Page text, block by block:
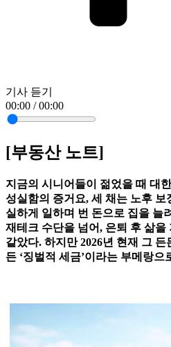
기사 듣기
00:00 / 00:00
[부동산 노트]
지금의 시니어들이 젊었을 때 대
성실함의 증거요, 세 채는 노후 보
실하게 일하며 번 돈으로 집을 늘
재테크 수단을 넘어, 은퇴 후 삶을
같았다. 하지만 2026년 현재 그
든 ‘징벌적 세금’이라는 부메랑으